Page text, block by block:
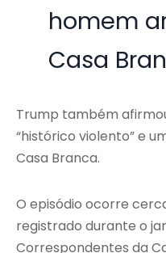
homem
Casa
Trump também
“histórico violento” e
Casa Branca.
O episódio ocorre
registrado durante o
Correspondentes da